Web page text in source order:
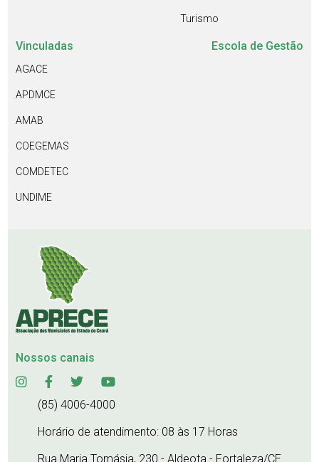
Turismo
Vinculadas
AGACE
APDMCE
AMAB
COEGEMAS
COMDETEC
UNDIME
Escola de Gestão
Nossos canais
(85) 4006-4000
Horário de atendimento: 08 às 17 Horas
Rua Maria Tomásia, 230 - Aldeota - Fortaleza/CE